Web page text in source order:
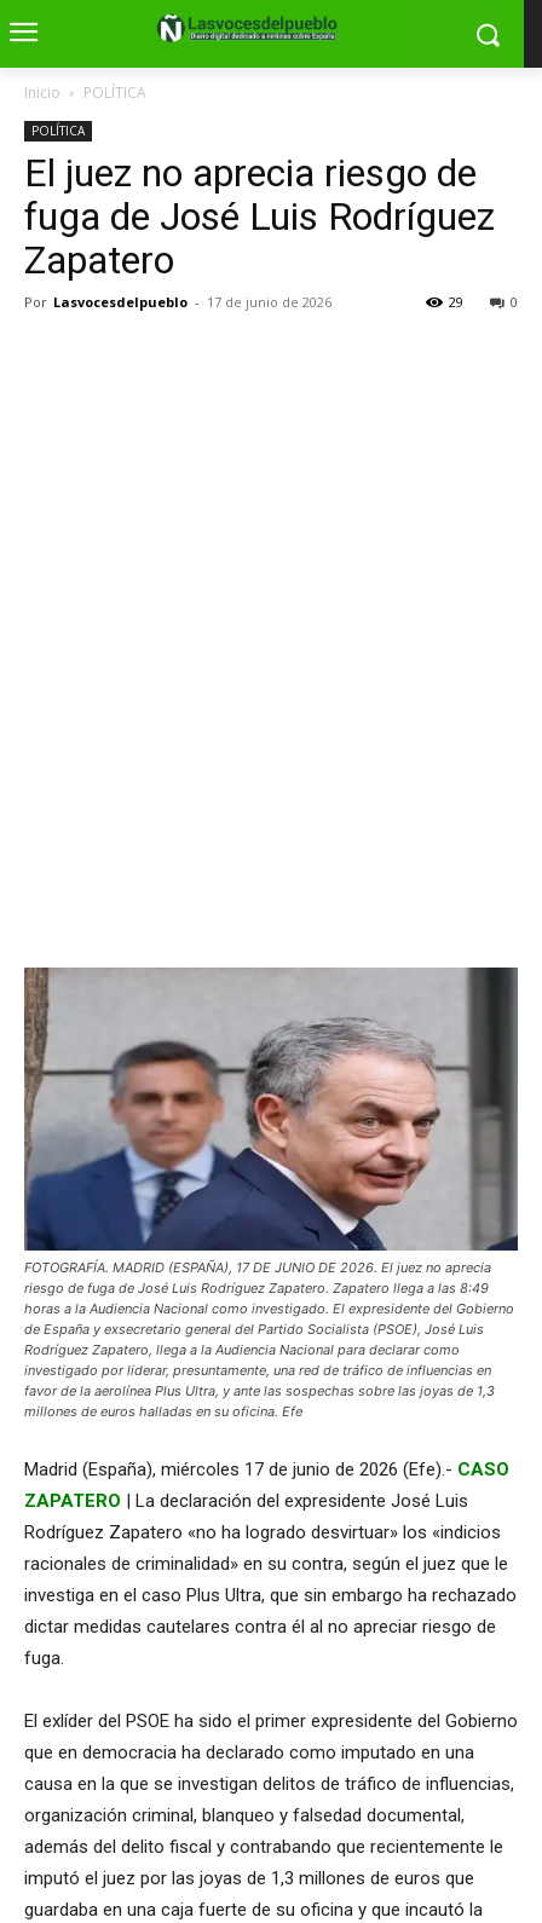
Inicio POLÍTICA
POLÍTICA
El juez no aprecia riesgo de
fuga de José Luis Rodríguez
Zapatero
Por Lasvocesdelpueblo - 17 de junio de 2026 0
29
FOTOGRAFÍA. MADRID (ESPAÑA), 17 DE JUNIO DE 2026. El juez no aprecia
riesgo de fuga de José Luis Rodríguez Zapatero. Zapatero llega a las 8:49
horas a la Audiencia Nacional como investigado. El expresidente del Gobierno
de España y exsecretario general del Partido Socialista (PSOE), José Luis
Rodríguez Zapatero, llega a la Audiencia Nacional para declarar como
investigado por liderar, presuntamente, una red de tráfico de influencias en
favor de la aerolínea Plus Ultra, y ante las sospechas sobre las joyas de 1,3
millones de euros halladas en su oficina. Efe
Madrid (España), miércoles 17 de junio de 2026 (Efe).- CASO
ZAPATERO | La declaración del expresidente José Luis
Rodríguez Zapatero «no ha logrado desvirtuar» los «indicios
racionales de criminalidad» en su contra, según el juez que le
investiga en el caso Plus Ultra, que sin embargo ha rechazado
dictar medidas cautelares contra él al no apreciar riesgo de
fuga.
El exlíder del PSOE ha sido el primer expresidente del Gobierno
que en democracia ha declarado como imputado en una
causa en la que se investigan delitos de tráfico de influencias,
organización criminal, blanqueo y falsedad documental,
además del delito fiscal y contrabando que recientemente le
imputó el juez por las joyas de 1,3 millones de euros que
guardaba en una caja fuerte de su oficina y que incautó la